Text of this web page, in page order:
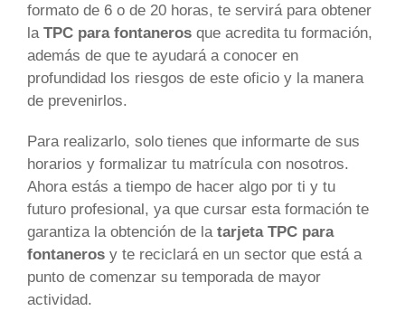
formato de 6 o de 20 horas, te servirá para obtener
la TPC para fontaneros que acredita tu formación,
además de que te ayudará a conocer en
profundidad los riesgos de este oficio y la manera
de prevenirlos.
Para realizarlo, solo tienes que informarte de sus
horarios y formalizar tu matrícula con nosotros.
Ahora estás a tiempo de hacer algo por ti y tu
futuro profesional, ya que cursar esta formación te
garantiza la obtención de la tarjeta TPC para
fontaneros y te reciclará en un sector que está a
punto de comenzar su temporada de mayor
actividad.